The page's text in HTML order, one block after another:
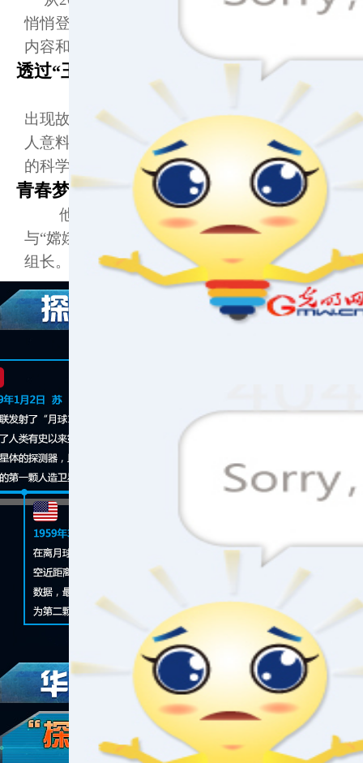
悄悄登场了。虽然没有官方认证，但是月球车玉
内容和第一手玉兔号动态吸引网友们的注意。
透过“玉兔”故障看“脆”到“韧”的社会心态
受复杂月面环境影响，中国第一辆月球车“
出现故障。当这条消息被拟人化以日记形式生动
人意料的是，网络舆论没有出现一边倒的惯有戾
的科学例证和生动有趣的理性争论不乏其中。
青春梦想与“嫦娥”飞天共舞
他们曾是同窗好友，如今守护着同一份事业
与“嫦娥”飞天共舞。他们，就是北京航天飞控中
组长。